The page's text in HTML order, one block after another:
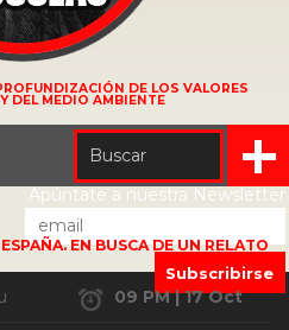
DE LOS VALORES
DEL MEDIO AMBIENTE
Apúntate a nuestra Newsletter
EN BUSCA DE UN RELATO
09 PM | 17 Oct